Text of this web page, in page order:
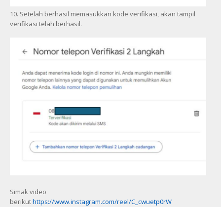
10. Setelah berhasil memasukkan kode verifikasi, akan tampil
verifikasi telah berhasil.
Simak video
berikuthttps://www.instagram.com/reel/C_cwuetp0rW